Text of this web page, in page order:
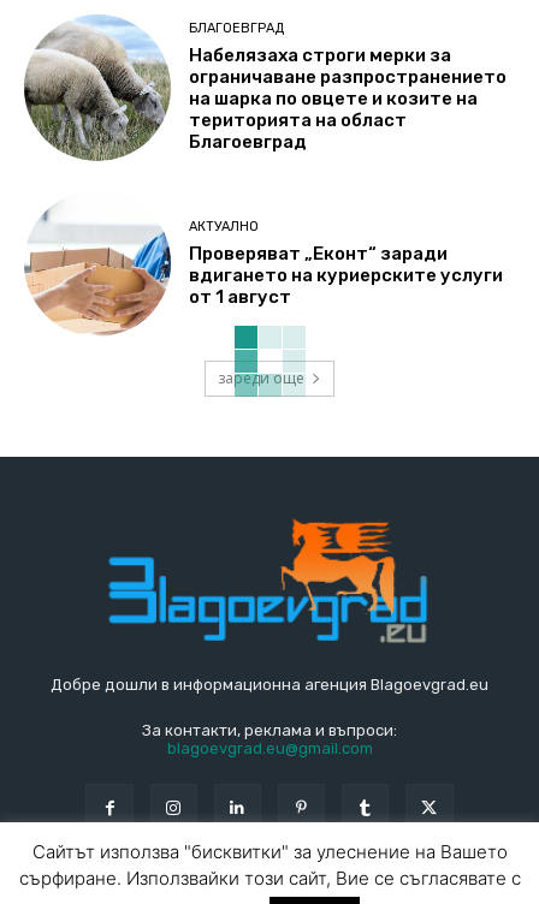
БЛАГОЕВГРАД
Набелязаха строги мерки за
ограничаване разпространението
на шарка по овцете и козите на
територията на област
Благоевград
АКТУАЛНО
Проверяват „Еконт“ заради
вдигането на куриерските услуги
от 1 август
зареди още
Добре дошли в информационна агенция Blagoevgrad.eu
За контакти, реклама и въпроси:
blagoevgrad.eu@gmail.com
Сайтът използва "бисквитки" за улеснение на Вашето
сърфиране. Използвайки този сайт, Вие се съгласявате с